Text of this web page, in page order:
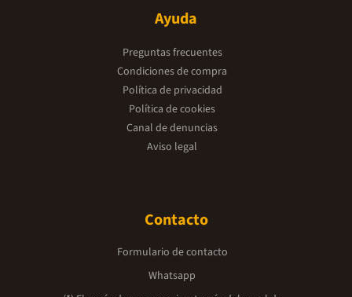
Ayuda
Preguntas frecuentes
Condiciones de compra
Política de privacidad
Política de cookies
Canal de denuncias
Aviso legal
Contacto
Formulario de contacto
Whatsapp